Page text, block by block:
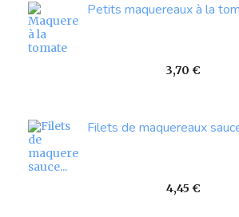
Petits maquereaux à la
Prix
3,70 €
Filets de maquereaux
Prix
4,45 €